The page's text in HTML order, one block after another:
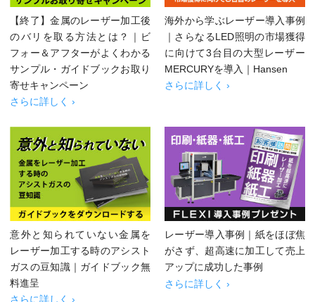
【終了】金属のレーザー加工後
のバリを取る方法とは？｜ビ
フォー＆アフターがよくわかる
サンプル・ガイドブックお取り
寄せキャンペーン
さらに詳しく ›
海外から学ぶレーザー導入事例
｜さらなるLED照明の市場獲得
に向けて3台目の大型レーザー
MERCURYを導入｜Hansen
さらに詳しく ›
意外と知られていない金属を
レーザー加工する時のアシスト
ガスの豆知識｜ガイドブック無
料進呈
さらに詳しく ›
レーザー導入事例｜紙をほぼ焦
がさず、超高速に加工して売上
アップに成功した事例
さらに詳しく ›